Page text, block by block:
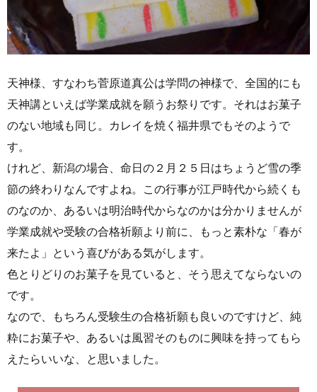
天神様、すなわち菅原道真公は学問の神様で、全国的にも
天神講といえば学業成就を願うお祭りです。それはお菓子
のない地域も同じ。カレイを焼く福井県でもそのようで
す。
けれど、新潟の場合、命日の２月２５日はちょうど雪の季
節の終わりなんですよね。この行事が江戸時代から続くも
のなのか、あるいは明治時代からなのかは分かりませんが
学業成就や受験の合格祈願より前に、もっと素朴な「春が
来たよ」という喜びがある気がします。
色とりどりのお菓子を見ていると、そう思えてならないの
です。
なので、もちろん受験生の合格祈願も良いのですけど、純
粋にお菓子や、あるいは風習そのものに興味を持ってもら
えたらいいな、と思いました。